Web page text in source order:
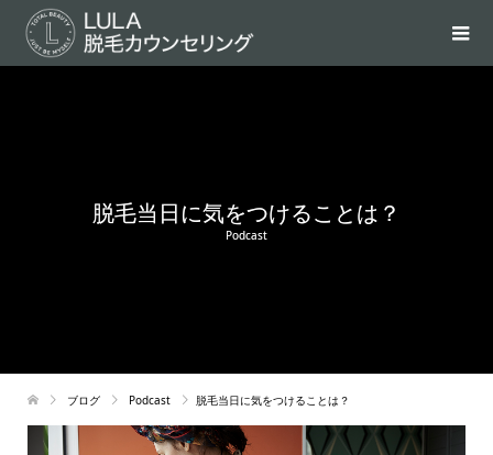
脱毛当日に気をつけることは？
Podcast
ブログ Podcast 脱毛当日に気をつけることは？